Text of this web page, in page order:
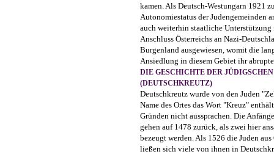
kamen. Als Deutsch-Westungarn 1921
Autonomiestatus der Judengemeinden
auch weiterhin staatliche
Anschluss Österreichs an Nazi-
Burgenland ausgewiesen, womit die
Ansiedlung in diesem Gebiet ihr
DIE GESCHICHTE DER
(DEUTSCHKREUTZ)
Deutschkreutz wurde von den Juden "Zelem" (bzw. Zehlem) genannt, da der Name des Ortes das Wort "Kreuz" enthält, welches die Juden aus religiösen Gründen nicht aussprachen. Die Anfänge der Zelemer Judengemeinde gehen auf 1478 zurück, als zwei hier ansässige jüdische Handwerker bezeugt werden. Als 1526 die Juden aus Ödenburg ausgewiesen wurden, ließen sich viele von ihnen in Deutschkreutz nieder; 1560 zählte man hier allerdings nur vier jüdische Familien. Im 18. und 19. Jhdt. wuchs die jüdische Bevölkerung stark an, sodass Zelem 1857 mit 1.244 Gemeindemitgliedern die größte unter den "Siebengemeinden" war. Die Esterhazys sahen in den Juden vor allem Partner beim Wiederaufbau ihrer in den Türkenkriegen verwüsteten Besitzungen. Als im Jahre 1670 Kaiser Leopold I. die Juden aus Wien, Niederösterreich und den ungarischen Grenzgebieten ausweisen ließ, wurde den Vertriebenen trotzdem gestattet, sich in den Esterhazyschen Gebieten niederzulassen. Damals wurde auch der Grundstein für Zelem gelegt. Am 14. Sept. 1671 ließen sich in Deutschkreutz 28 jüdische Familien nieder. Damals stand der Ort allerdings noch im Besitz des Grafen Franz III. Nadasdy, der am 30. April desselben Jahres nach einer Verschwörung in Wien hingerichtet worden war. Im Jahre 1676 ging Deutschkreutz in den Besitz von Paul Esterhazy über. Die jüdische Ansiedlung wurde durch einen am 18. Februar 1699 mit der christlichen Bevölkerung ausgehandelten Vertrag geregelt. Die "Creutzer Judenschaft" hatte demnach 118 fl. (Gulden) zu zahlen. 1701 wurde ein Vertrag mit der Familie Esterhazy unterzeichnet, der den Juden den Erwerb von Häusern von Christen bestätigte sowie die zu entrichtenden Zahlungen festlegte. Michael Esterhazy stellte den Deutschkreutzer Juden am 26. März 1720 einen Schutzbrief aus, der bestätigte, dass die hiesigen Gemeindemitglieder das Ansiedlungsrecht und den Status als Schutzjuden hatten, das heißt, das Leben und der Besitz der Juden wurden vor jeglichen Übergriffen geschützt. Es sind auch Privilegien auf dem wirtschaftlichen Sektor darin enthalten; außerdem wird den Juden erlaubt, eine eigene Fleischbank und eine Brauerei zu eröffnen. Der Zuzug von Juden unterlag keiner Behinderung, und sie konnten ohne jede Einschränkung heiraten, was nicht überall selbstverständlich war. In religiösen Belangen besaß die Gemeinde vollkommene Autonomie. Die Juden durften einen Rabbiner und einen Vorbeter wählen, eine Synagoge bauen (1747) und einen Friedhof (1759) anlegen. Auch die politische Autonomie wurde ihnen zugestanden. Sie konnten, ihren Bräuchen gemäß, einen Gemeindevorsteher sowie einen Gemeindevorstand wählen. Sie erhielten sogar das Recht, eine eigene jüdische Polizei aufzustellen. Tatsächlich wird schon aus der Volkszählung des Jahres 1725 ersichtlich, dass die Judengemeinde über öffentliche Einrichtungen verfügte. An der Spitze der politischen Vertretung stand der Judenrichter oder "Iudex". Er wurde von den Gemeindemitgliedern gewählt, brauchte jedoch die Bestätigung durch den Fürsten Esterhazy. Die Gemeindeleitung rekrutierte auch Feuerwehrzüge, führte die Einwohner-, Hochzeits- und Sterbelisten, sorgte für die Erziehung der jungen Generation, die Beilegung von internen Streitigkeiten, die Krankenpflege sowie die Beisetzung der Verstorbenen. Darüber hinaus hatte sie die Aufsicht über die Synagoge, den Rabbiner, das Haus der Gemeindeversammlung und die jüdischen Fleischbänke inne. Ihr unterstanden auch die auf freiwilliger Basis gegründeten Organisationen wie die "Chevra Kadischa" (Begräbnisverein). Anlässlich des Neujahrstages, des Osterfestes und am Martini-Tag überbrachten die Judengemeinden miteinander der Fürstenfamilie und den Beamten Geschenke, und zwar gemästete Gänse, zehn Orangen und zehn Zitronen (für die damalige Zeit ein großer Luxus); 1749 brachte Zelem dafür eine Summe von 40 fl. auf. Als 1731 Paul Anton Esterhazy die Herrschaft übernahm, kam es zu ernsten Problemen. Seine feindselige Haltung gegenüber den Juden machte sich auch bei seiner Beamtenschaft bemerkbar. Der Verband der "Siebengemeinden" wandte sich mit einer Beschwerde sogar an Kaiser Karl VI., der die esterhazysche Verwaltung aufforderte, die in den Schutzbriefen genannten Paragraphen strikte einzuhalten. In der Anfangsphase der Deutschkreutzer Judengemeinde wuchs die Bevölkerung von 28 Familien im Jahre 1672 auf 47 im Jahre 1725, 54 im Jahre 1735 und 70 im Jahre 1749. Die ersten ansässigen Juden gehörten der oberen Vermögensklasse an. Zur kaufmännischen Oberschicht zählten auch die Viehhändler. Aus dem Kontakt mit Viehhändlern und Fleischhauern resultierte der Handel mit Häuten und Leder. Die Juden waren auch Weinhändler. Der Weinhandel hatte die Form von Kreditgeschäften: Die Weinbauern bekamen eine Vorauszahlung in Form eines Darlehens mit Zinsen, das bei der nächsten Weinlese zurückzuzahlen war. Dem kaufmännischen Mittelstand gehörten Tuch- und Stoffhändler an. Deutschkreutz gewann als Handelszentrum an Bedeutung, als Ödenburg wegen seiner hohen Schulden das Recht verlor, Markttage abzuhalten (Anfang des 18. Jhdts.). Ab dieser Zeit bis vor dem Zweiten Weltkrieg gab es in Deutschkreutz zweimal wöchentlich einen Obst- und Gemüsemarkt, der